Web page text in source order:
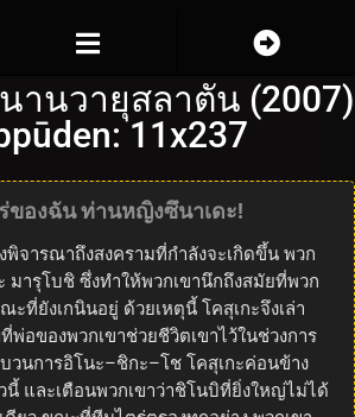
านวายุสลาตัน (2007)
11x237
ของฉัน ท่านหญิงซึนาเดะ!
จารณาถึงสงครามที่กำลังจะเกิดขึ้น พวก
มารุโบชิ ซึ่งทำให้พวกเขานึกถึงสมัยที่พวก
ะที่ยังเกนินอยู่ ด้วยเหตุนี้ โคสุเกะจึงเล่า
ที่พ่อของพวกเขาช่วยชีวิตเขาไว้ในช่วงการ
วนการอิโนะ–ชิกะ–โช โคสุเกะค่อนข้าง
นี้ และเตือนพวกเขาว่าชิโนบิที่ยิ่งใหญ่ไม่ได้